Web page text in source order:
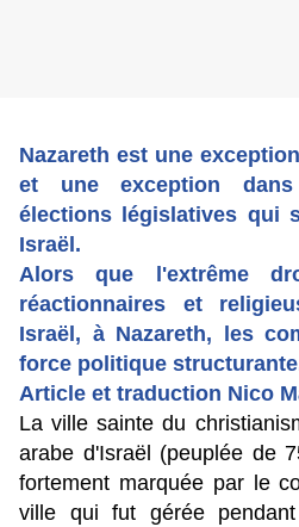
Nazareth est une
et une exception
élections législatives qui
Israël.
Alors que l'extrême
réactionnaires et
Israël, à Nazareth, les
force politique
Article et traduction Nico
La ville sainte du
arabe d'Israël (peuplée de
fortement marquée par le
ville qui fut gérée